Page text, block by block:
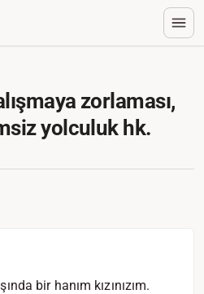
zorlaması,
yolculuk hk.
bir hanım kızınızım.